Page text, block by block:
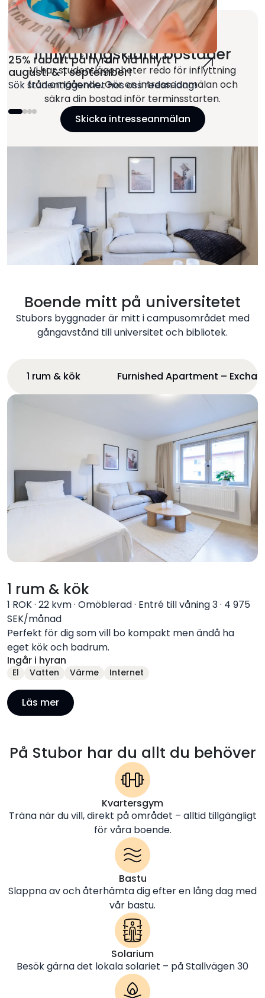
25% rabatt på hyran vid inflytt 1
augusti & 1 september!
Sök studentlägenhet hos oss redan idag!
Just nu
Inflyttningsklara bostäder
Vi har studentlägenheter redo för inflyttning
från omgående. Gör en intresseanmälan och
säkra din bostad inför terminsstarten.
Skicka intresseanmälan
Boende mitt på universitetet
Stubors byggnader är mitt i campusområdet med
gångavstånd till universitet och bibliotek.
1 rum & kök Furnished Apartment –
1 rum & kök
1 ROK· 22 kvm· Omöblerad· Entré till våning 3· 4 975
SEK/månad
Perfekt för dig som vill bo kompakt men ändå ha
eget kök och badrum.
Ingår i hyran
El Vatten Värme Internet
Läs mer
På Stubor har du allt du behöver
Kvartersgym
Träna när du vill, direkt på området – alltid tillgängligt
för våra boende.
Bastu
Slappna av och återhämta dig efter en lång dag med
vår bastu.
Solarium
Besök gärna det lokala solariet – på Stallvägen 30